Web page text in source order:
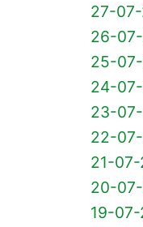
27-
26-
25-
24-
23-
22-07-
21-07-
20-07-
19-